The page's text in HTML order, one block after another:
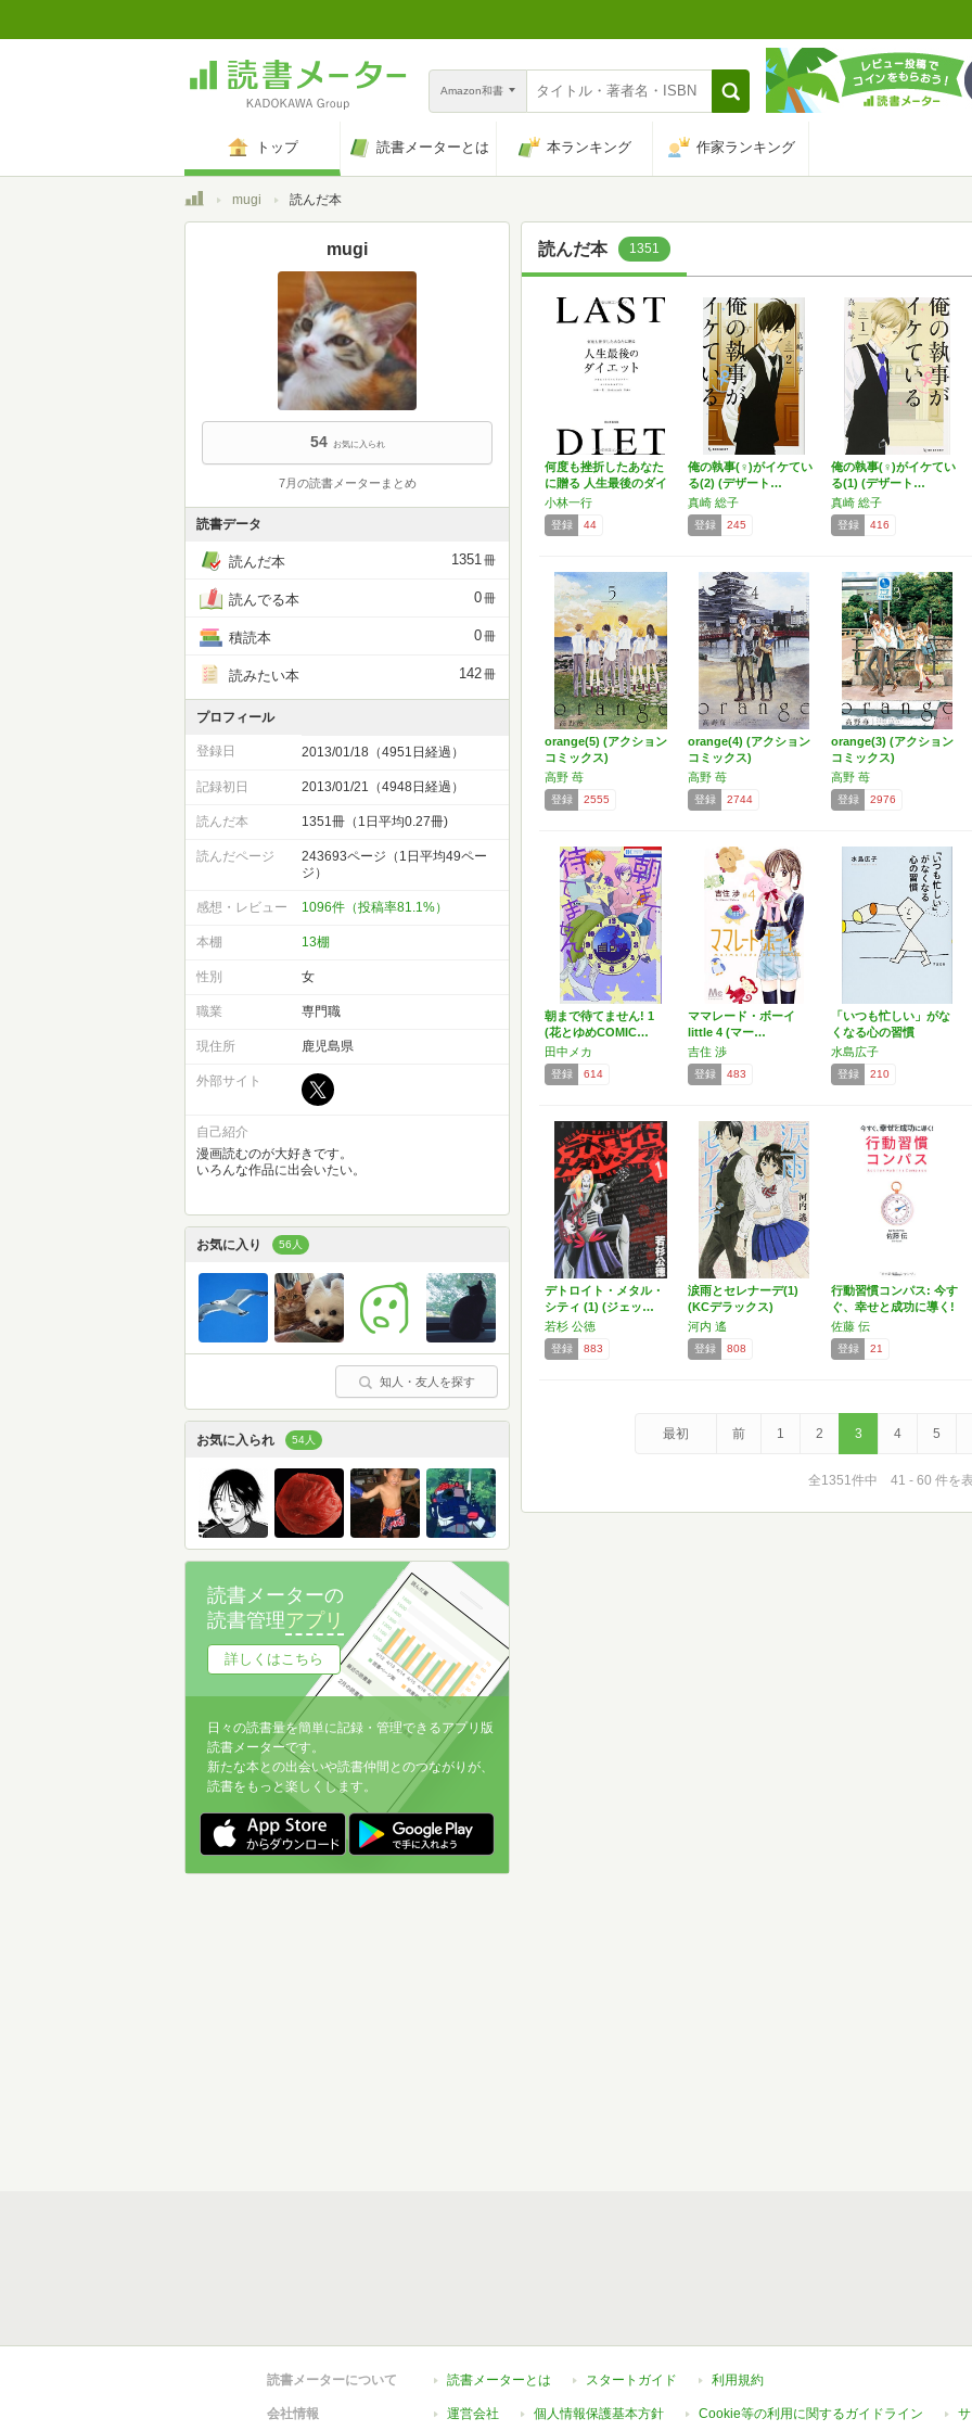
Amazon和書
トップ 読書メーターとは 本ランキング 作家ランキング
トップmugi 読んだ本
読んだ本 1351
何度も挫折したあなた
に贈る 人生最後のダイ
エ…
小林一行
登録 44
俺の執事(♀)がイケてい
る(2) (デザート…
真崎 総子
登録 245
俺の執事(♀)がイケてい
る(1) (デザート…
真崎 総子
登録 416
orange(5) (アクション
コミックス)
高野 苺
登録 2555
orange(4) (アクション
コミックス)
高野 苺
登録 2744
orange(3) (アクション
コミックス)
高野 苺
登録 2976
朝まで待てません! 1
(花とゆめCOMIC…
田中メカ
登録 614
ママレード・ボーイ
little 4 (マー…
吉住 渉
登録 483
「いつも忙しい」がな
くなる心の習慣
水島広子
登録 210
デトロイト・メタル・
シティ (1) (ジェッ…
若杉 公徳
登録 883
涙雨とセレナーデ(1)
(KCデラックス)
河内 遙
登録 808
行動習慣コンパス: 今す
ぐ、幸せと成功に導く!
佐藤 伝
登録 21
最初 前 1 2 3 4 5
全1351件中 41 - 60 件を
mugi
54 お気に入られ
7月の読書メーターまとめ
読書データ
読んだ本 1351冊
読んでる本 0冊
積読本 0冊
読みたい本 142冊
プロフィール
登録日 2013/01/18（4951日経過）
記録初日 2013/01/21（4948日経過）
読んだ本 1351冊（1日平均0.27冊)
読んだページ
243693ページ（1日平均49ペー
ジ）
感想・レビュー 1096件（投稿率81.1%）
本棚 13棚
性別 女
職業 専門職
現住所 鹿児島県
外部サイト
自己紹介
漫画読むのが大好きです。
いろんな作品に出会いたい。
お気に入り 56人
知人・友人を探す
お気に入られ 54人
読書メーターの
読書管理アプリ
詳しくはこちら
日々の読書量を簡単に記録・管理できるアプリ版
読書メーターです。
新たな本との出会いや読書仲間とのつながりが、
読書をもっと楽しくします。
読書メーターについて 読書メーターとは スタートガイド 利用規約
会社情報 運営会社 個人情報保護基本方針 Cookie等の利用に関するガイドライン